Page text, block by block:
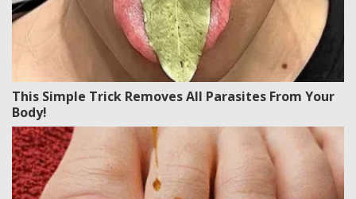
This Simple Trick Removes All Parasites From Your
Body!